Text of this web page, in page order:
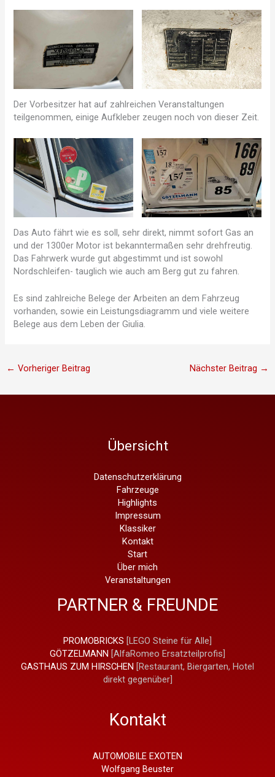
Der Vorbesitzer hat auf zahlreichen Veranstaltungen
teilgenommen, einige Aufkleber zeugen noch von dieser Zeit.
Das Auto fährt wie es soll, sehr direkt, nimmt sofort Gas an
und der 1300er Motor ist bekanntermaßen sehr drehfreutig.
Das Fahrwerk wurde gut abgestimmt und ist sowohl
Nordschleifen- tauglich wie auch am Berg gut zu fahren.
Es sind zahlreiche Belege der Arbeiten an dem Fahrzeug
vorhanden, sowie ein Leistungsdiagramm und viele weitere
Belege aus dem Leben der Giulia.
← Vorheriger Beitrag Nächster Beitrag →
Übersicht
Datenschutzerklärung
Fahrzeuge
Highlights
Impressum
Klassiker
Kontakt
Start
Über mich
Veranstaltungen
PARTNER & FREUNDE
PROMOBRICKS [LEGO Steine für Alle]
GÖTZELMANN [AlfaRomeo Ersatzteilprofis]
GASTHAUS ZUM HIRSCHEN [Restaurant, Biergarten, Hotel
direkt gegenüber]
Kontakt
AUTOMOBILE EXOTEN
Wolfgang Beuster